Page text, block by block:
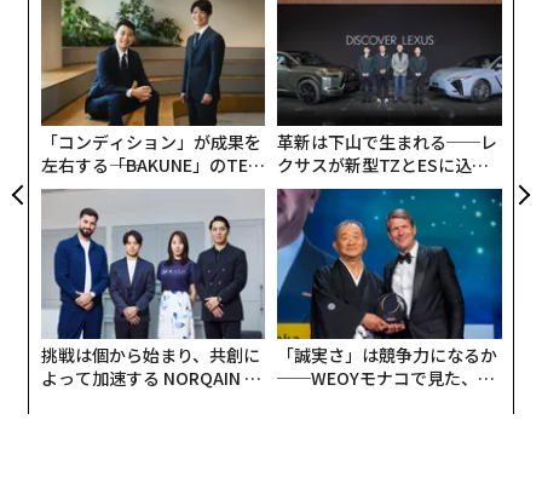
だが今週、約3万5000人のヒョンデ従業員が、その抽象
論を極めて具体的な現実に変えた。
ストライキの対象は、ヒョンデの世界生産のおよそ半分
を担う韓国国内の組立工場だ。交渉のテーブルには賃金
や利益配分など複数の争点が載っているが、今回の争議
にはこれまでにない要素がある。ヒューマノイドロボッ
トを生産ラインに投入する計画が明確な引き金となっ
た、初の自動車工場ストライキだという点だ。筆者の知
る限り、ヒューマノイドの労働参入を阻止することを目
的としたストライキは、業種を問わず世界初だ。
「コンディション」が成果を
左右する――「BAKUNE」のTEN
TIALが支える「挑戦者の明
革新は下山で生まれる──レ
クサスが新型TZとESに込め
た「DISCOVER」の哲学
挑戦は個から始まり、共創に
よって加速する NORQAIN JA
「誠実さ」は競争力になるか
──WEOYモナコで見た、く